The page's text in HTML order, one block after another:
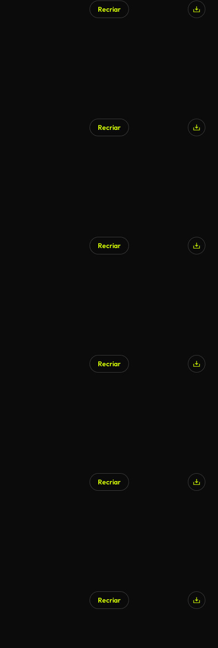
Recriar
Recriar
Recriar
Recriar
Recriar
Recriar